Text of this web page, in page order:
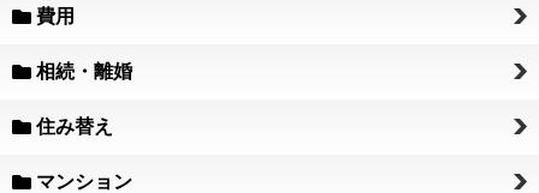
費用
相続・離婚
住み替え
マンション